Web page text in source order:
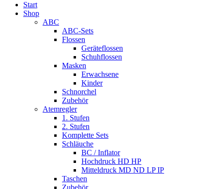
Start
Shop
ABC
ABC-Sets
Flossen
Geräteflossen
Schuhflossen
Masken
Erwachsene
Kinder
Schnorchel
Zubehör
Atemregler
1. Stufen
2. Stufen
Komplette Sets
Schläuche
BC / Inflator
Hochdruck HD HP
Mitteldruck MD ND LP IP
Taschen
Zubehör